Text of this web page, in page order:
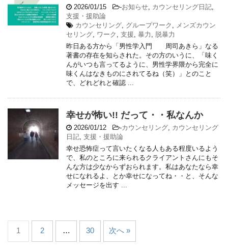
2026/01/15 -お知らせ, カウンセリング日記,
支援・援助論
カウンセリング, グループワーク , メンズカウン
セリング, ワーク , 支援, 暴力 , 脱暴力
昨日ある方から「男性学入門 周司あきら」なる
著書の存在を知らされた。その方のいうに、「味く
んがいつも言ってるように、男性学界隈から完全に
味くんはなきものにされてるね（笑）」とのこと
で、どれどれと確認 ...
幸せが怖い!! だって・・私なんか
2026/01/12 -カウンセリング, カウンセリング
日記, 支援・援助論
幸せ恐怖症って言いたくなる人もある程度いるよう
で、私のところに来られるクライアントさんにもそ
んな方は少なからずおられます。私はあなたなら幸
せになれるよ、とか幸せになってね・・と、そんな
メッセージを出す ...
1 2 … 30 次へ »